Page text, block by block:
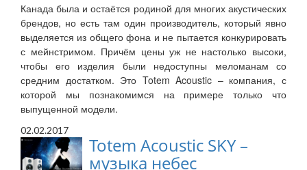
Канада была и остаётся родиной для многих акустических
брендов, но есть там один производитель, который явно
выделяется из общего фона и не пытается конкурировать
с мейнстримом. Причём цены уж не настолько высоки,
чтобы его изделия были недоступны меломанам со
средним достатком. Это Totem Acoustic – компания, с
которой мы познакомимся на примере только что
выпущенной модели.
02.02.2017
Totem Acoustic SKY –
музыка небес